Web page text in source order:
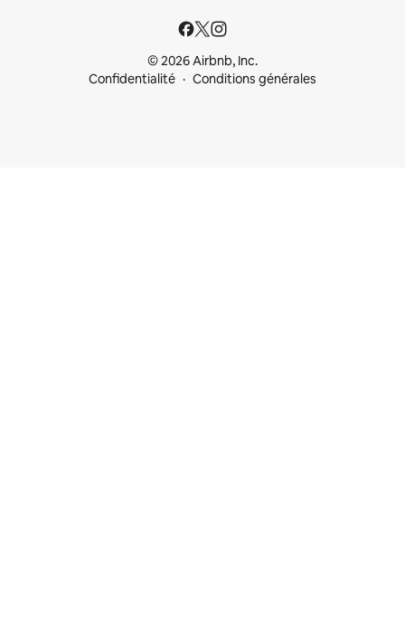
© 2026 Airbnb, Inc.
Confidentialité
Conditions générales